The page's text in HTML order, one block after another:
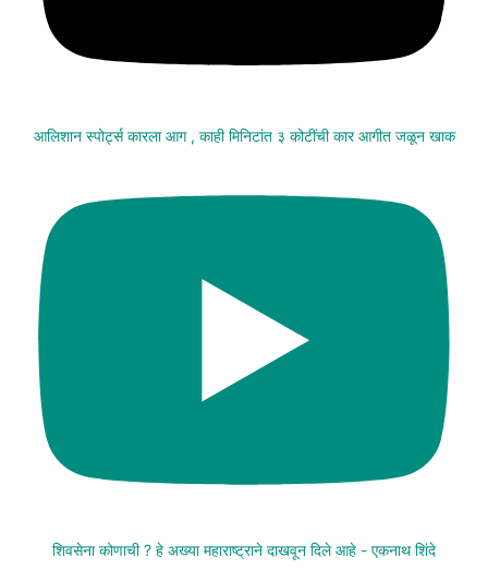
आलिशान स्पोर्ट्स कारला आग , काही मिनिटांत ३ कोटींची कार आगीत जळून खाक
शिवसेना कोणाची ? हे अख्या महाराष्ट्राने दाखवून दिले आहे - एकनाथ शिंदे